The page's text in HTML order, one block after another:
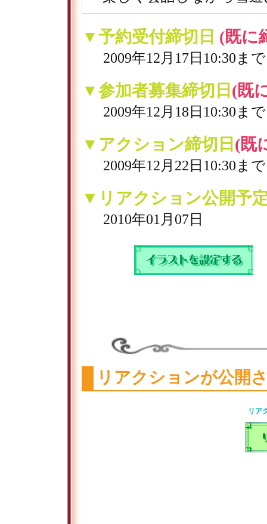
▼予約受付締切日 (既に
2009年12月17日10:30まで
▼参加者募集締切日 (既
2009年12月18日10:30まで
▼アクション締切日 (既
2009年12月22日10:30まで
▼リアクション公開予
2010年01月07日
リアクションが公開
リア